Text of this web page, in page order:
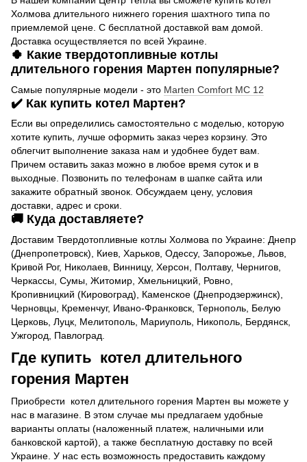
Холмова длительного нижнего горения шахтного типа по
приемлемой цене. С бесплатной доставкой вам домой.
Доставка осуществляется по всей Украине.
🍀 Какие твердотопливные котлы
длительного горения Мартен популярные?
Самые популярные модели - это Marten Comfort MC 12
✔️ Как купить котел Мартен?
Если вы определились самостоятельно с моделью, которую
хотите купить, лучше оформить заказ через корзину. Это
облегчит выполнение заказа нам и удобнее будет вам.
Причем оставить заказ можно в любое время суток и в
выходные. Позвонить по телефонам в шапке сайта или
закажите обратный звонок. Обсуждаем цену, условия
доставки, адрес и сроки.
🚚 Куда доставляете?
Доставим Твердотопливные котлы Холмова по Украине: Днепр
(Днепропетровск), Киев, Харьков, Одессу, Запорожье, Львов,
Кривой Рог, Николаев, Винницу, Херсон, Полтаву, Чернигов,
Черкассы, Сумы, Житомир, Хмельницкий, Ровно,
Кропивницкий (Кировоград), Каменское (Днепродзержинск),
Черновцы, Кременчуг, Ивано-Франковск, Тернополь, Белую
Церковь, Луцк, Мелитополь, Мариуполь, Никополь, Бердянск,
Ужгород, Павлоград.
Где купить котел длительного
горения Мартен
Приобрести котел длительного горения Мартен вы можете у
нас в магазине. В этом случае мы предлагаем удобные
варианты оплаты (наложенный платеж, наличными или
банковской картой), а также бесплатную доставку по всей
Украине. У нас есть возможность предоставить каждому